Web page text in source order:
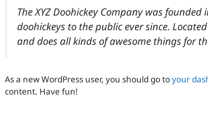
The XYZ Doohickey Company was
doohickeys to the public ever since.
and does all kinds of awesome things for
As a new WordPress user, you should go toyour
content. Have fun!